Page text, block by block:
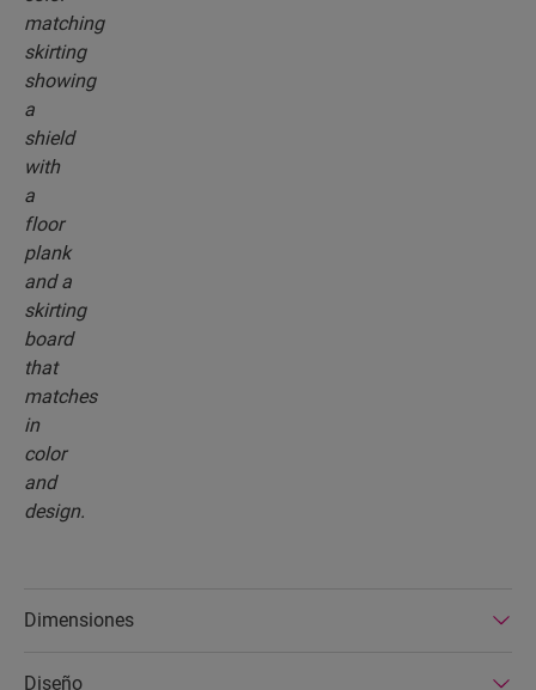
que elija.
Dimensiones
Diseño